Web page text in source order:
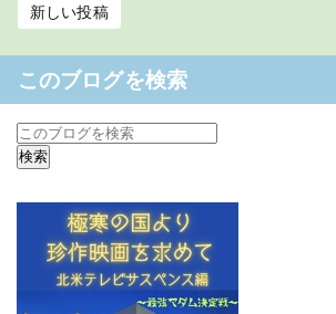
新しい投稿
このブログを検索